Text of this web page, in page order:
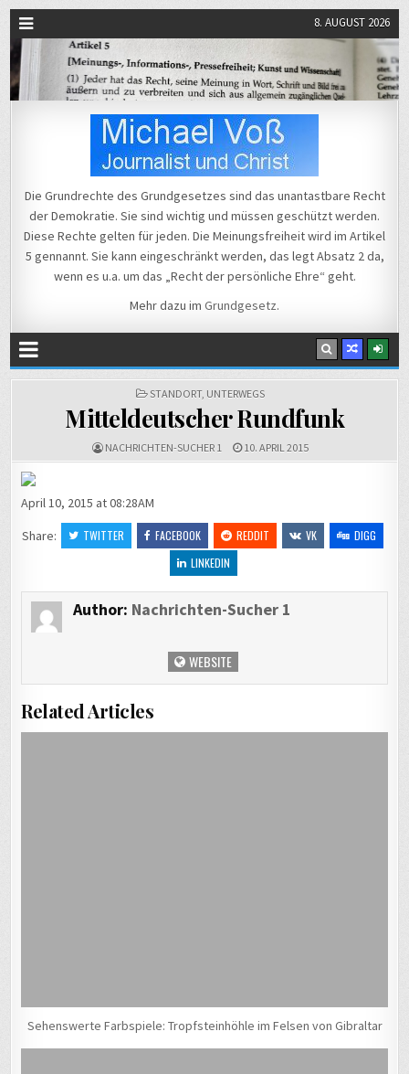
8. AUGUST 2026
Michael Voß
Die Grundrechte des Grundgesetzes sind das unantastbare Recht
der Demokratie. Sie sind wichtig und müssen geschützt werden.
Diese Rechte gelten für jeden. Die Meinungsfreiheit wird im Artikel
5 gennannt. Sie kann eingeschränkt werden, das legt Absatz 2 da,
wenn es u.a. um das „Recht der persönliche Ehre“ geht.
Mehr dazu im Grundgesetz.
POSTED
STANDORT, UNTERWEGS
Mitteldeutscher Rundfunk
NACHRICHTEN-SUCHER 1 10. APRIL 2015
April 10, 2015 at 08:28AM
Share:
TWITTER FACEBOOK REDDIT VK
DIGG
LINKEDIN
Author: Nachrichten-Sucher 1
WEBSITE
Related Articles
Sehenswerte Farbspiele: Tropfsteinhöhle im Felsen von Gibraltar